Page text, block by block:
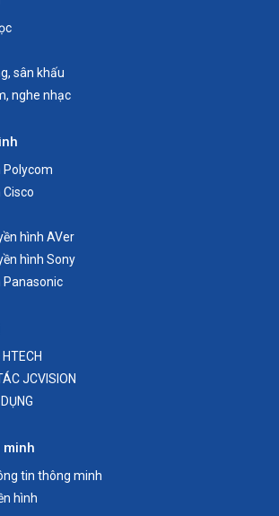
bảo trì nó cũng vô cùng đơn giản và ít tốn
hiệu dụng
sân khấu
nghe nhạc
Polycom
Cisco
hình AVer
hình Sony
Panasonic
JCVISION
minh
tin thông minh
hình